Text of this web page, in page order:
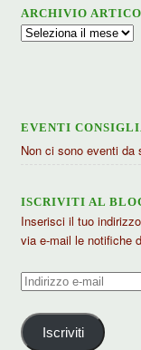
ARCHIVIO
Archivio
EVENTI
Non ci sono eventi da
ISCRIVITI AL
Inserisci il tuo
via e-mail le notifiche
Indirizzo
mail
Iscriviti